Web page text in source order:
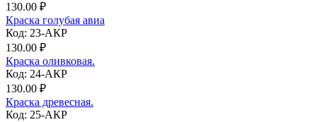
130.00 ₽
Краска голубая авиа
Код: 23-АКР
130.00 ₽
Краска оливковая.
Код: 24-АКР
130.00 ₽
Краска древесная.
Код: 25-АКР